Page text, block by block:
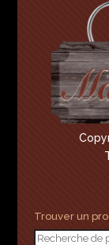
Trouver un
Recherche